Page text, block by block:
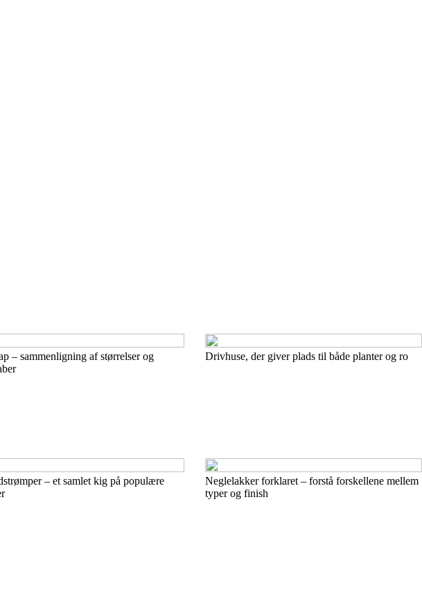
– sammenligning af størrelser og
Drivhuse, der giver plads til både planter og ro
– et samlet kig på populære
Neglelakker forklaret – forstå forskellene mellem
typer og finish